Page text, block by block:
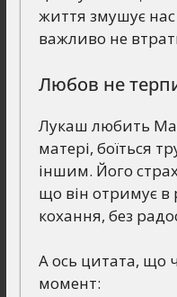
життя змушує
важливо не
Любов не
Лукаш любить
матері, боїться
іншим. Його
що він отримує в
кохання, без
А ось цитата, що
момент: